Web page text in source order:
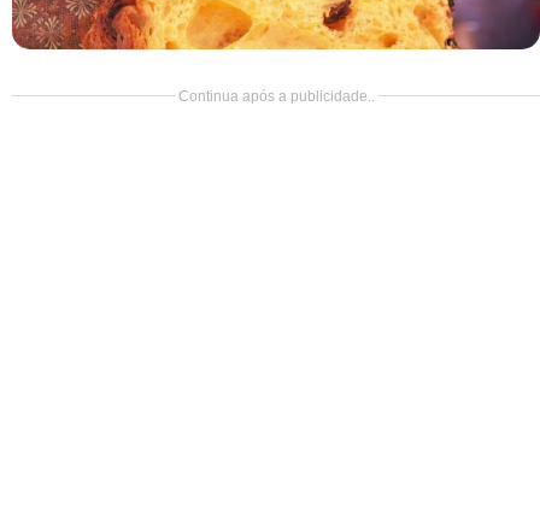
Cocada
Continua após a publicidade..